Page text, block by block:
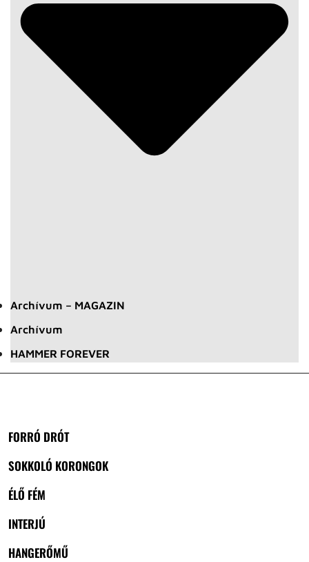
Archívum – MAGAZIN
Archívum
HAMMER FOREVER
FORRÓ DRÓT
SOKKOLÓ KORONGOK
ÉLŐ FÉM
INTERJÚ
HANGERŐMŰ